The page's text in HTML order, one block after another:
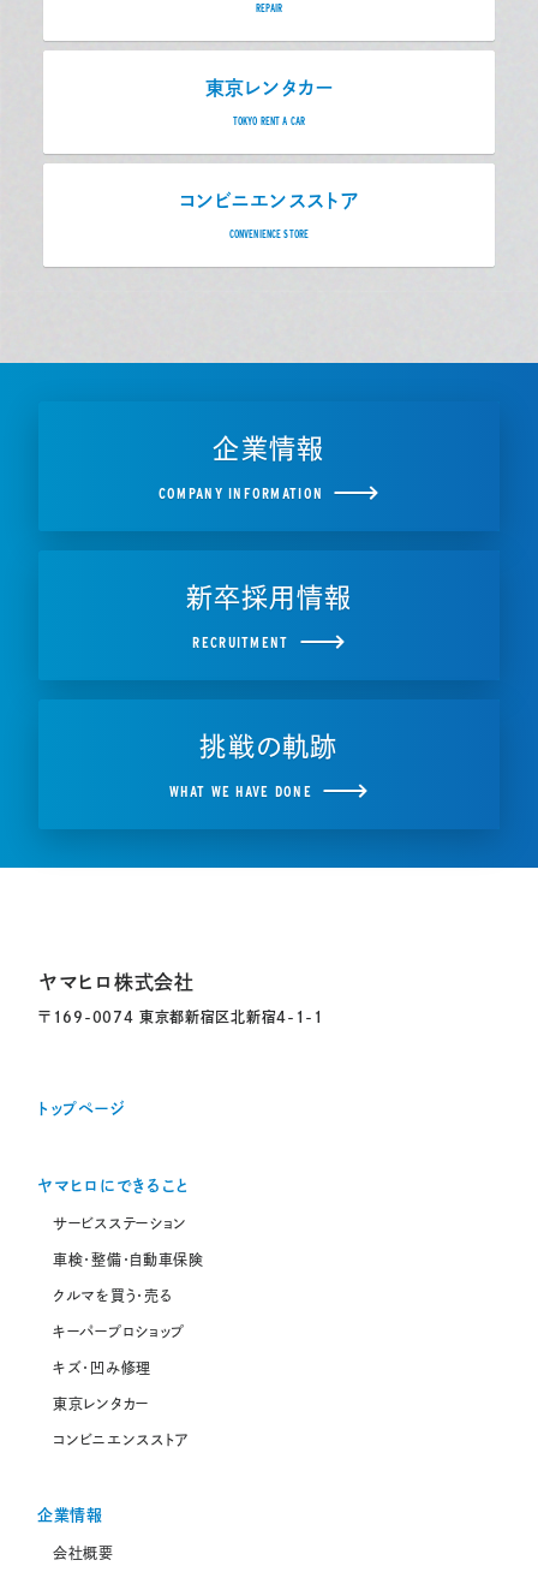
REPAIR
東京レンタカー
TOKYO RENT A CAR
コンビニエンスストア
CONVENIENCE STORE
企業情報
COMPANY INFORMATION
新卒採用情報
RECRUITMENT
挑戦の軌跡
WHAT WE HAVE DONE
ヤマヒロ株式会社
〒169-0074 東京都新宿区北新宿4-1-1
トップページ
ヤマヒロにできること
サービスステーション
車検・整備・自動車保険
クルマを買う・売る
キーパープロショップ
キズ・凹み修理
東京レンタカー
コンビニエンスストア
企業情報
会社概要